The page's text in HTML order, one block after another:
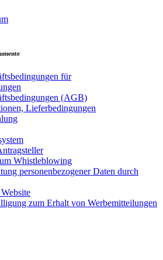
für
(AGB)
Lieferbedingungen
Whistleblowing
personenbezogener Daten durch
zum Erhalt von Werbemitteilungen